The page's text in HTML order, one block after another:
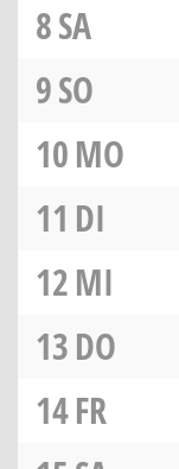
8SA
9SO
10MO
11 DI
12MI
13DO
14FR